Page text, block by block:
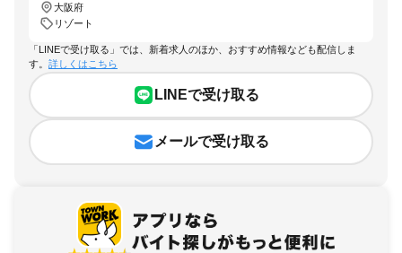
大阪府
リゾート
「LINEで受け取る」では、新着求人のほか、おすすめ情報なども配信しま
す。 詳しくはこちら
LINEで受け取る
メールで受け取る